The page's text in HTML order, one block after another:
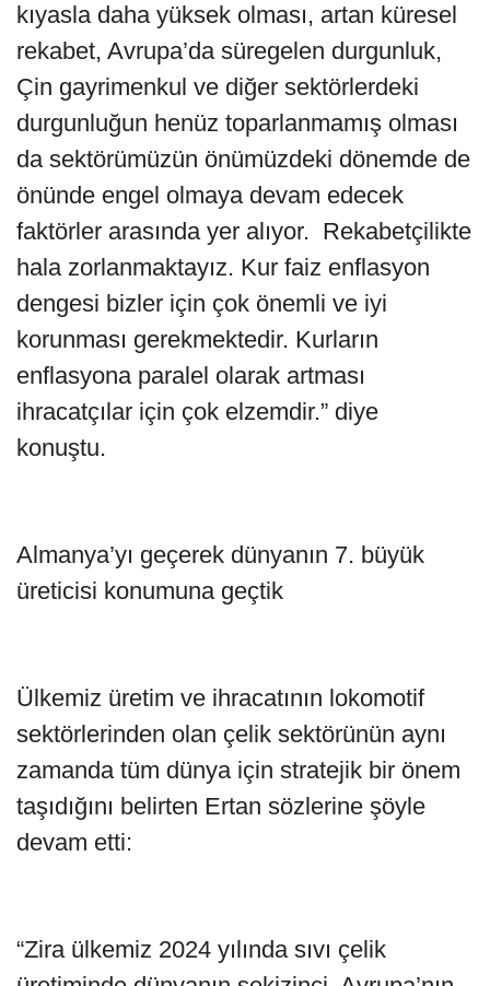
kıyasla daha yüksek olması, artan küresel
rekabet, Avrupa’da süregelen durgunluk,
Çin gayrimenkul ve diğer sektörlerdeki
durgunluğun henüz toparlanmamış olması
da sektörümüzün önümüzdeki dönemde de
önünde engel olmaya devam edecek
faktörler arasında yer alıyor. Rekabetçilikte
hala zorlanmaktayız. Kur faiz enflasyon
dengesi bizler için çok önemli ve iyi
korunması gerekmektedir. Kurların
enflasyona paralel olarak artması
ihracatçılar için çok elzemdir.” diye
konuştu.
Almanya’yı geçerek dünyanın 7. büyük
üreticisi konumuna geçtik
Ülkemiz üretim ve ihracatının lokomotif
sektörlerinden olan çelik sektörünün aynı
zamanda tüm dünya için stratejik bir önem
taşıdığını belirten Ertan sözlerine şöyle
devam etti:
“Zira ülkemiz 2024 yılında sıvı çelik